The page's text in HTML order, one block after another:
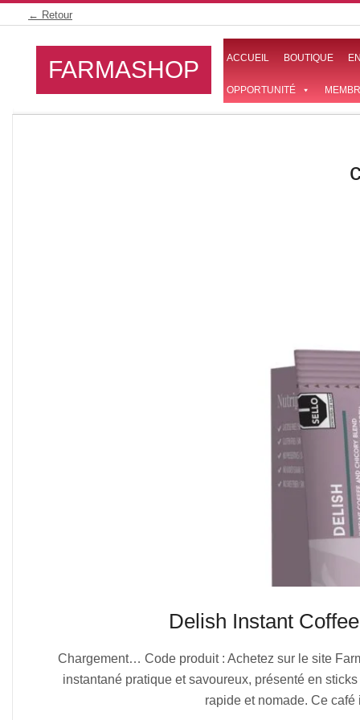
← Retour
FARMASHOP ACCUEIL BOUTIQUE
OPPORTUNITÉ
Delish Instant
07-
Chargement… Code produit : Achetez sur le site
instantané pratique et savoureux, présenté en
rapide et nomade. Ce